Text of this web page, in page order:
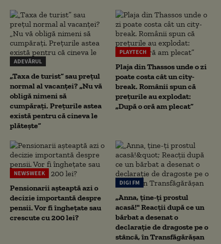
ADEVĂRUL
„Taxa de turist” sau prețul
normal al vacanței? „Nu vă
obligă nimeni să
cumpărați. Prețurile astea
există pentru că cineva le
plătește”
PLAYTECH
Plaja din Thassos unde o zi
poate costa cât un city-
break. Românii spun că
prețurile au explodat:
„După o oră am plecat”
NEWSWEEK
Pensionarii așteaptă azi o
decizie importantă despre
pensii. Vor fi înghețate sau
crescute cu 200 lei?
DIGI FM
„Anna, ţine-ţi prostul
acasă!" Reacţii după ce un
bărbat a desenat o
declaraţie de dragoste pe o
stâncă, în Transfăgărăşan